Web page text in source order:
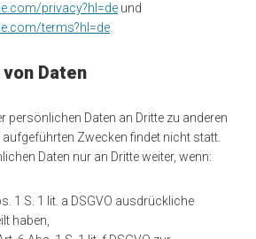
privacy?hl=de und
terms?hl=de
Daten
persönlichen Daten an Dritte zu anderen
Zwecken findet nicht statt.
Daten nur an Dritte weiter, wenn:
1 S. 1 lit. a DSGVO ausdrückliche
haben,